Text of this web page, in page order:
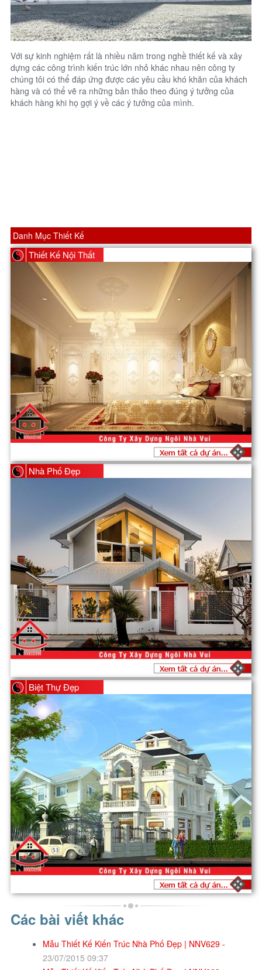
Với sự kinh nghiệm rất là nhiều năm trong nghề thiết kế và xây
dựng các công trình kiến trúc lớn nhỏ khác nhau nên công ty
chúng tôi có thể đáp ứng được các yêu cầu khó khăn của khách
hàng và có thể vẽ ra những bản thảo theo đúng ý tưởng của
khách hàng khi họ gợi ý về các ý tưởng của mình.
Danh Mục Thiết Kế
Thiết Kế Nội Thất
Nhà Phố Đẹp
Biệt Thự Đẹp
Các bài viết khác
Mẫu Thiết Kế Kiến Trúc Nhà Phố Đẹp | NNV629 -
23/07/2015 09:37